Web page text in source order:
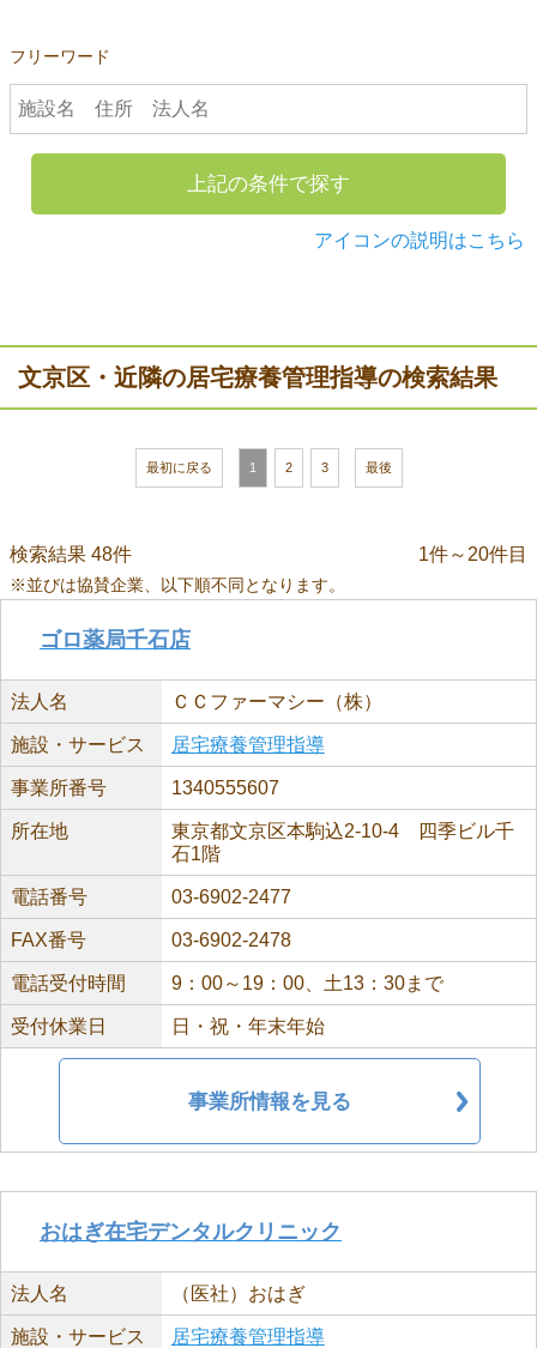
フリーワード
上記の条件で探す
アイコンの説明はこちら
文京区・近隣の居宅療養管理指導の検索結果
最初に戻る 1 2 3 最後
検索結果 48件 1件～20件目
※並びは協賛企業、以下順不同となります。
ゴロ薬局千石店
法人名 ＣＣファーマシー（株）
施設・サービス 居宅療養管理指導
事業所番号 1340555607
所在地
東京都文京区本駒込2-10-4 四季ビル千
石1階
電話番号 03-6902-2477
FAX番号 03-6902-2478
電話受付時間 9：00～19：00、土13：30まで
受付休業日 日・祝・年末年始
事業所情報を見る
おはぎ在宅デンタルクリニック
法人名 （医社）おはぎ
施設・サービス 居宅療養管理指導